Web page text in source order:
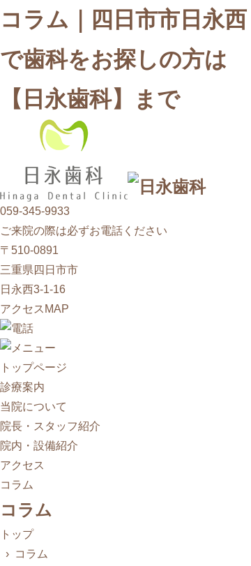
コラム｜四日市市日永西
で歯科をお探しの方は
【日永歯科】まで
059-345-9933
ご来院の際は必ずお電話ください
〒510-0891
三重県四日市市
日永西3-1-16
アクセスMAP
トップページ
診療案内
当院について
院長・スタッフ紹介
院内・設備紹介
アクセス
コラム
コラム
トップ
› コラム